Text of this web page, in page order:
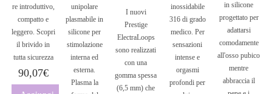
re introduttivo,
compatto e
leggero. Scopri
il brivido in
tutta sicurezza
90,07€
unipolare
plasmabile in
silicone per
stimolazione
interna ed
esterna.
Plasma la
I nuovi
Prestige
ElectraLoops
sono realizzati
con una
gomma spessa
(6,5 mm) che
inossidabile
316 di grado
medico. Per
sensazioni
intense e
orgasmi
profondi per
in silicone
progettato per
adattarsi
comodamente
all'osso pubico
mentre
abbraccia il